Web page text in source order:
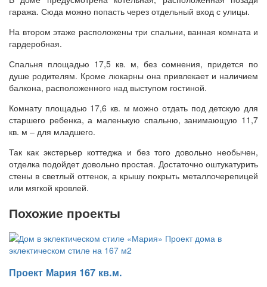
гаража. Сюда можно попасть через отдельный вход с улицы.
На втором этаже расположены три спальни, ванная комната и
гардеробная.
Спальня площадью 17,5 кв. м, без сомнения, придется по
душе родителям. Кроме люкарны она привлекает и наличием
балкона, расположенного над выступом гостиной.
Комнату площадью 17,6 кв. м можно отдать под детскую для
старшего ребенка, а маленькую спальню, занимающую 11,7
кв. м – для младшего.
Так как экстерьер коттеджа и без того довольно необычен,
отделка подойдет довольно простая. Достаточно оштукатурить
стены в светлый оттенок, а крышу покрыть металлочерепицей
или мягкой кровлей.
Похожие проекты
Проект Мария 167 кв.м.